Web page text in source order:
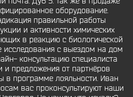
оборудование.
правильной работы
и активности химических
в реакцию с биологической
исследования с выездом на дом
консультацию специалиста
и предложения от партнёров
в программе лояльности. Иван
вас проконсультируют наши